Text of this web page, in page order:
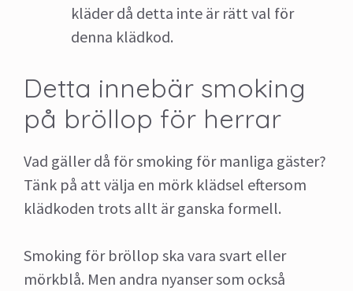
kläder då detta inte är rätt val för
denna klädkod.
Detta innebär smoking
på bröllop för herrar
Vad gäller då för smoking för manliga gäster?
Tänk på att välja en mörk klädsel eftersom
klädkoden trots allt är ganska formell.
Smoking för bröllop ska vara svart eller
mörkblå. Men andra nyanser som också